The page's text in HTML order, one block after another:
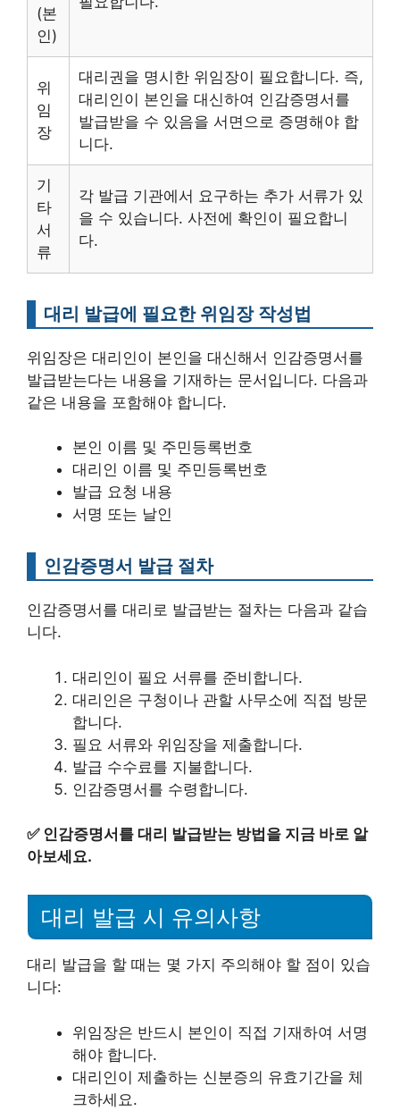
(본
인)
위
임
장
대리권을 명시한 위임장이 필요합니다. 즉,
대리인이 본인을 대신하여 인감증명서를
발급받을 수 있음을 서면으로 증명해야 합
니다.
기
타
서
류
각 발급 기관에서 요구하는 추가 서류가 있
을 수 있습니다. 사전에 확인이 필요합니
다.
대리 발급에 필요한 위임장 작성법
위임장은 대리인이 본인을 대신해서 인감증명서를
발급받는다는 내용을 기재하는 문서입니다. 다음과
같은 내용을 포함해야 합니다.
본인 이름 및 주민등록번호
대리인 이름 및 주민등록번호
발급 요청 내용
서명 또는 날인
인감증명서 발급 절차
인감증명서를 대리로 발급받는 절차는 다음과 같습
니다.
대리인이 필요 서류를 준비합니다.
대리인은 구청이나 관할 사무소에 직접 방문
합니다.
필요 서류와 위임장을 제출합니다.
발급 수수료를 지불합니다.
인감증명서를 수령합니다.
✅ 인감증명서를 대리 발급받는 방법을 지금 바로 알
아보세요.
대리 발급 시 유의사항
대리 발급을 할 때는 몇 가지 주의해야 할 점이 있습
니다:
위임장은 반드시 본인이 직접 기재하여 서명
해야 합니다.
대리인이 제출하는 신분증의 유효기간을 체
크하세요.